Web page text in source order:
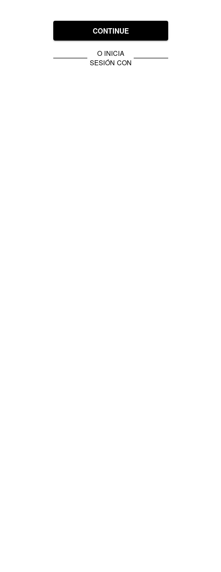
CONTINUE
O INICIA
SESIÓN CON